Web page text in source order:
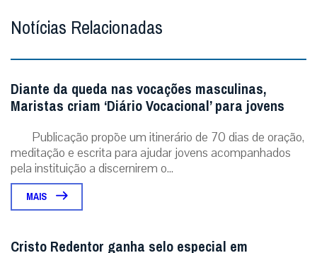
Notícias Relacionadas
Diante da queda nas vocações masculinas,
Maristas criam ‘Diário Vocacional’ para jovens
Publicação propõe um itinerário de 70 dias de oração,
meditação e escrita para ajudar jovens acompanhados
pela instituição a discernirem o...
MAIS
Cristo Redentor ganha selo especial em